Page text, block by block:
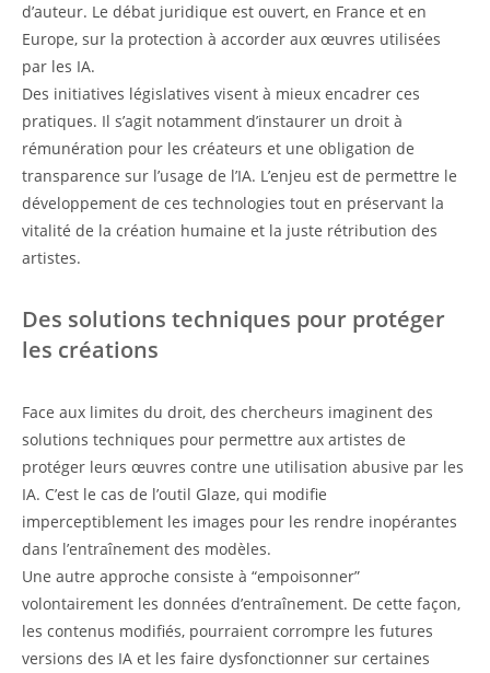
d’auteur. Le débat juridique est ouvert, en France et en
Europe, sur la protection à accorder aux œuvres utilisées
par les IA.
Des initiatives législatives visent à mieux encadrer ces
pratiques. Il s’agit notamment d’instaurer un droit à
rémunération pour les créateurs et une obligation de
transparence sur l’usage de l’IA. L’enjeu est de permettre le
développement de ces technologies tout en préservant la
vitalité de la création humaine et la juste rétribution des
artistes.
Des solutions techniques pour protéger
les créations
Face aux limites du droit, des chercheurs imaginent des
solutions techniques pour permettre aux artistes de
protéger leurs œuvres contre une utilisation abusive par les
IA. C’est le cas de l’outil Glaze, qui modifie
imperceptiblement les images pour les rendre inopérantes
dans l’entraînement des modèles.
Une autre approche consiste à “empoisonner”
volontairement les données d’entraînement. De cette façon,
les contenus modifiés, pourraient corrompre les futures
versions des IA et les faire dysfonctionner sur certaines